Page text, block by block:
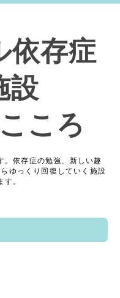
依存症
設
ころ
。依存症の勉強、新しい趣
ゆっくり回復していく施設
す。